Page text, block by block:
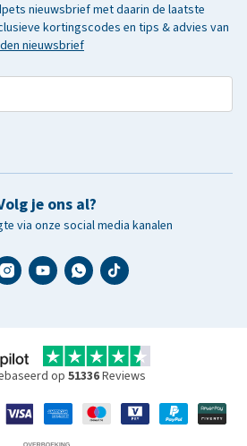
nieuwsbrief met daarin de laatste
kortingscodes en tips & advies van
nieuwsbrief
je ons al?
via onze social media kanalen
op 51336Reviews